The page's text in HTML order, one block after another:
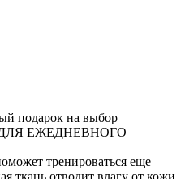
подарок на выбор
ЕЖЕДНЕВНОГО
тренироваться еще
ткань отводит влагу от кожи,